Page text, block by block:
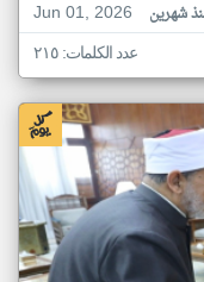
Jun 01, 2026
شهرين
عدد الكلمات: ٢١٥